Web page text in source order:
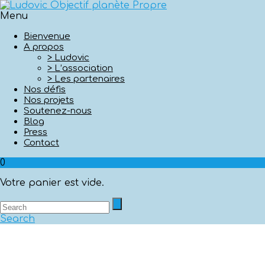
Menu
Bienvenue
A propos
> Ludovic
> L’association
> Les partenaires
Nos défis
Nos projets
Soutenez-nous
Blog
Press
Contact
0
Votre panier est vide.
Search